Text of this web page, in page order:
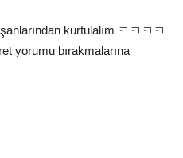
kurtulalım ㅋㅋㅋㅋ
yorumu bırakmalarına